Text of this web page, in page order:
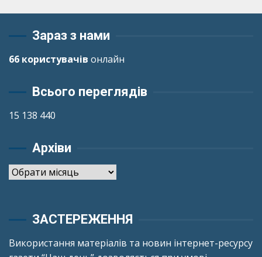
Зараз з нами
66 користувачів онлайн
Всього переглядів
15 138 440
Архіви
Архіви
ЗАСТЕРЕЖЕННЯ
Використання матеріалів та новин інтернет-ресурсу